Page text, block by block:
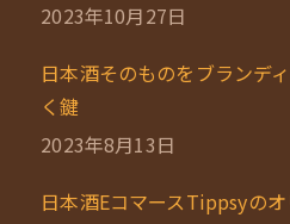
2023年10月27日
日本酒そのものをブランデ
く鍵
2023年8月13日
日本酒EコマースTippsyの